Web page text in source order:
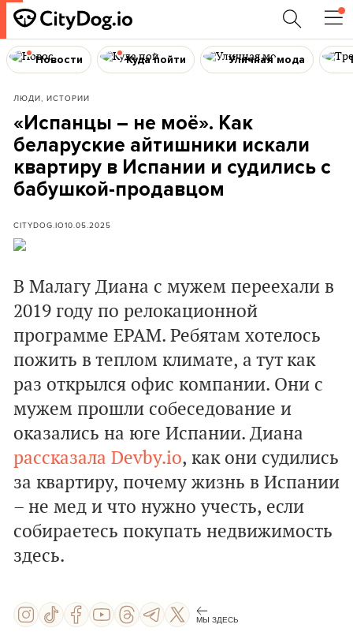
Новости Куда пойти Уличная мода
ЛЮДИ, ИСТОРИИ
«Испанцы – не моё». Как
беларуские айтишники искали
квартиру в Испании и судились с
бабушкой-продавцом
CITYDOG.IO10.05.2025
В Малагу Диана с мужем переехали в
2019 году по релокационной
программе EPAM. Ребятам хотелось
пожить в теплом климате, а тут как
раз открылся офис компании. Они с
мужем прошли собеседование и
оказались на юге Испании. Диана
рассказала Devby.io, как они судились
за квартиру, почему жизнь в Испании
– не мед и что нужно учесть, если
собираетесь покупать недвижимость
здесь.
МЫ ЗДЕСЬ